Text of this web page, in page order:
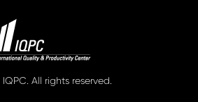
All rights reserved.